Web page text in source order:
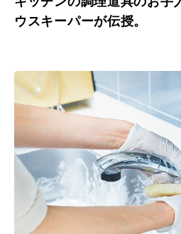
ウスキーパーが伝授。